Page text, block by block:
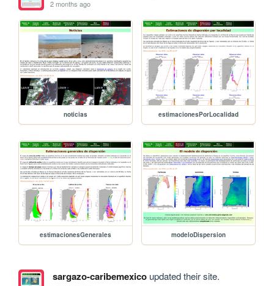
2 months ago
noticias estimacionesPorLocalidad
estimacionesGenerales modeloDispersion
sargazo-caribemexicoupdated their site.